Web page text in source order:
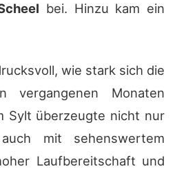
bei. Hinzu kam ein
wie stark sich die
vergangenen Monaten
Sylt überzeugte nicht nur
mit sehenswertem
Laufbereitschaft und